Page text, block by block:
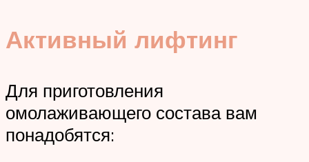
Активный лифтинг
Для приготовления
омолаживающего состава вам
понадобятся: